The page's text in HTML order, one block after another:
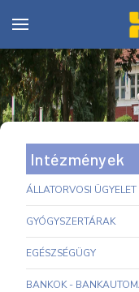
Intézmények
ÁLLATORVOSI ÜGYELET
GYÓGYSZERTÁRAK
EGÉSZSÉGÜGY
BANKOK -